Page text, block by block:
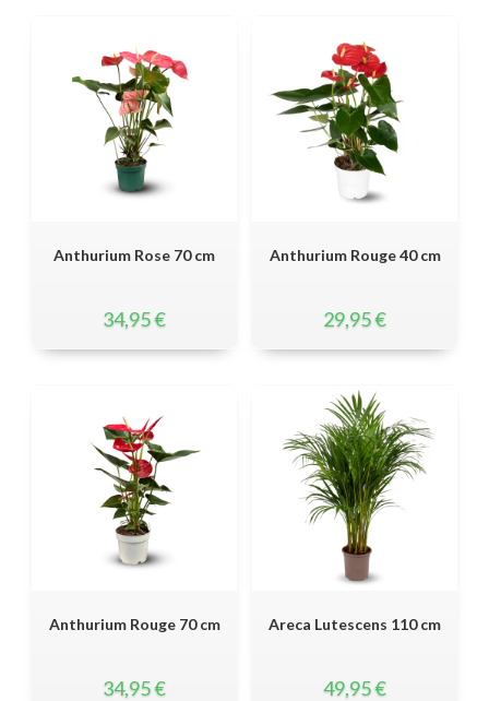
Anthurium Rose 70 cm
34,95€
Anthurium Rouge 40 cm
29,95€
Anthurium Rouge 70 cm
34,95€
Areca Lutescens 110 cm
49,95€